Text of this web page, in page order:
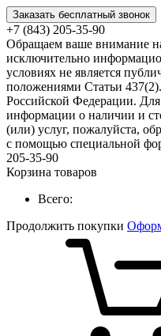
Заказать бесплатный звонок
+7 (843) 205-35-90
Обращаем ваше внимание
исключительно
условиях не является
положениями Статьи
Российской Федерации.
информации о наличии и
(или) услуг, пожалуйста,
с помощью специальной
205-35-90
Корзина товаров
Всего:
Продолжить покупки